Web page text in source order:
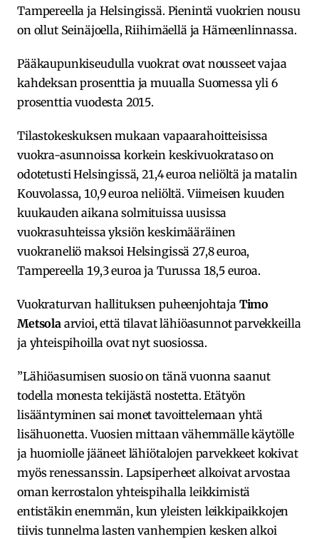
Tampereella ja Helsingissä. Pienintä vuokrien nousu
on ollut Seinäjoella, Riihimäellä ja Hämeenlinnassa.
Pääkaupunkiseudulla vuokrat ovat nousseet vajaa
kahdeksan prosenttia ja muualla Suomessa yli 6
prosenttia vuodesta 2015.
Tilastokeskuksen mukaan vapaarahoitteisissa
vuokra-asunnoissa korkein keskivuokrataso on
odotetusti Helsingissä, 21,4 euroa neliöltä ja matalin
Kouvolassa, 10,9 euroa neliöltä. Viimeisen kuuden
kuukauden aikana solmituissa uusissa
vuokrasuhteissa yksiön keskimääräinen
vuokraneliö maksoi Helsingissä 27,8 euroa,
Tampereella 19,3 euroa ja Turussa 18,5 euroa.
Vuokraturvan hallituksen puheenjohtaja Timo
Metsolaarvioi, että tilavat lähiöasunnot parvekkeilla
ja yhteispihoilla ovat nyt suosiossa.
”Lähiöasumisen suosio on tänä vuonna saanut
todella monesta tekijästä nostetta. Etätyön
lisääntyminen sai monet tavoittelemaan yhtä
lisähuonetta. Vuosien mittaan vähemmälle käytölle
ja huomiolle jääneet lähiötalojen parvekkeet kokivat
myös renessanssin. Lapsiperheet alkoivat arvostaa
oman kerrostalon yhteispihalla leikkimistä
entistäkin enemmän, kun yleisten leikkipaikkojen
tiivis tunnelma lasten vanhempien kesken alkoi